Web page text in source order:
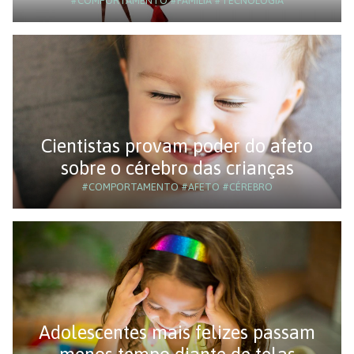
Cientistas provam poder do afeto
sobre o cérebro das crianças
#COMPORTAMENTO#AFETO #CÉREBRO
Adolescentes mais felizes passam